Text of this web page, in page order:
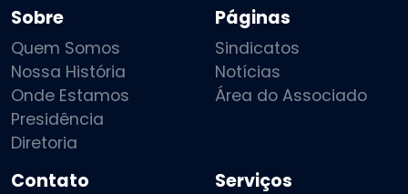
Sobre
Quem Somos
Nossa História
Onde Estamos
Presidência
Diretoria
Páginas
Sindicatos
Notícias
Área do Associado
Contato Serviços